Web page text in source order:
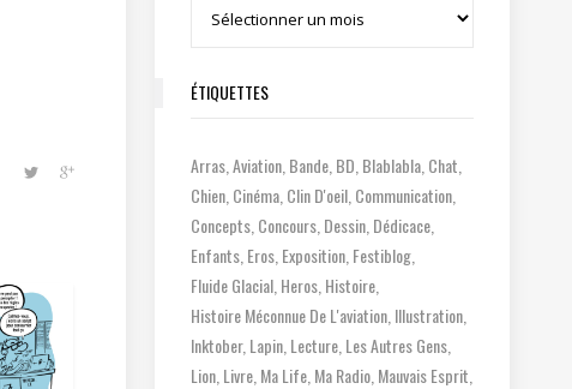
Archives
ÉTIQUETTES
Arras Aviation Bande BD Blablabla Chat
Chien Cinéma Clin D'oeil Communication
Concepts Concours Dessin Dédicace
Enfants Eros Exposition Festiblog
Fluide Glacial Heros Histoire
Histoire Méconnue De L'aviation Illustration
Inktober Lapin Lecture Les Autres Gens
Lion Livre Ma Life Ma Radio Mauvais Esprit